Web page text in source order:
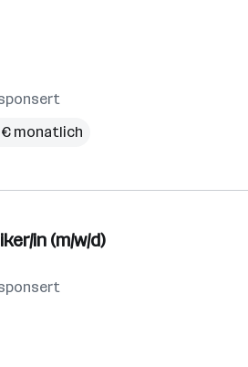
€ monatlich
in (m/w/d)